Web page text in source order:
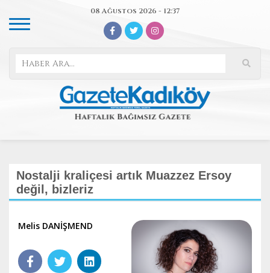
08 Ağustos 2026 - 12:37
Nostalji kraliçesi artık Muazzez Ersoy
değil, bizleriz
Melis DANİŞMEND